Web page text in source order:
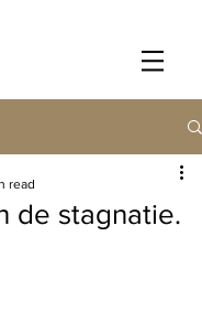
de stagnatie.
read